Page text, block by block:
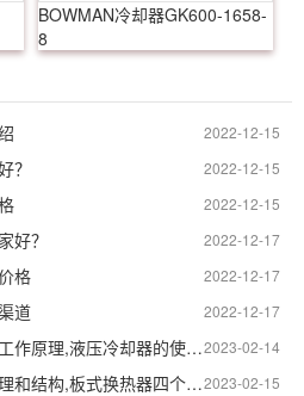
BOWMAN冷却器GK600-1658-
8
2022-12-15
2022-12-15
？
2022-12-15
2022-12-17
好？
2022-12-17
格
2022-12-17
道
2023-02-14
英国BOWMAN液压油冷却器工作原理,液压冷却器的使用方法
2023-02-15
英国BOWMAN换热器工作原理和结构,板式换热器四个口原理